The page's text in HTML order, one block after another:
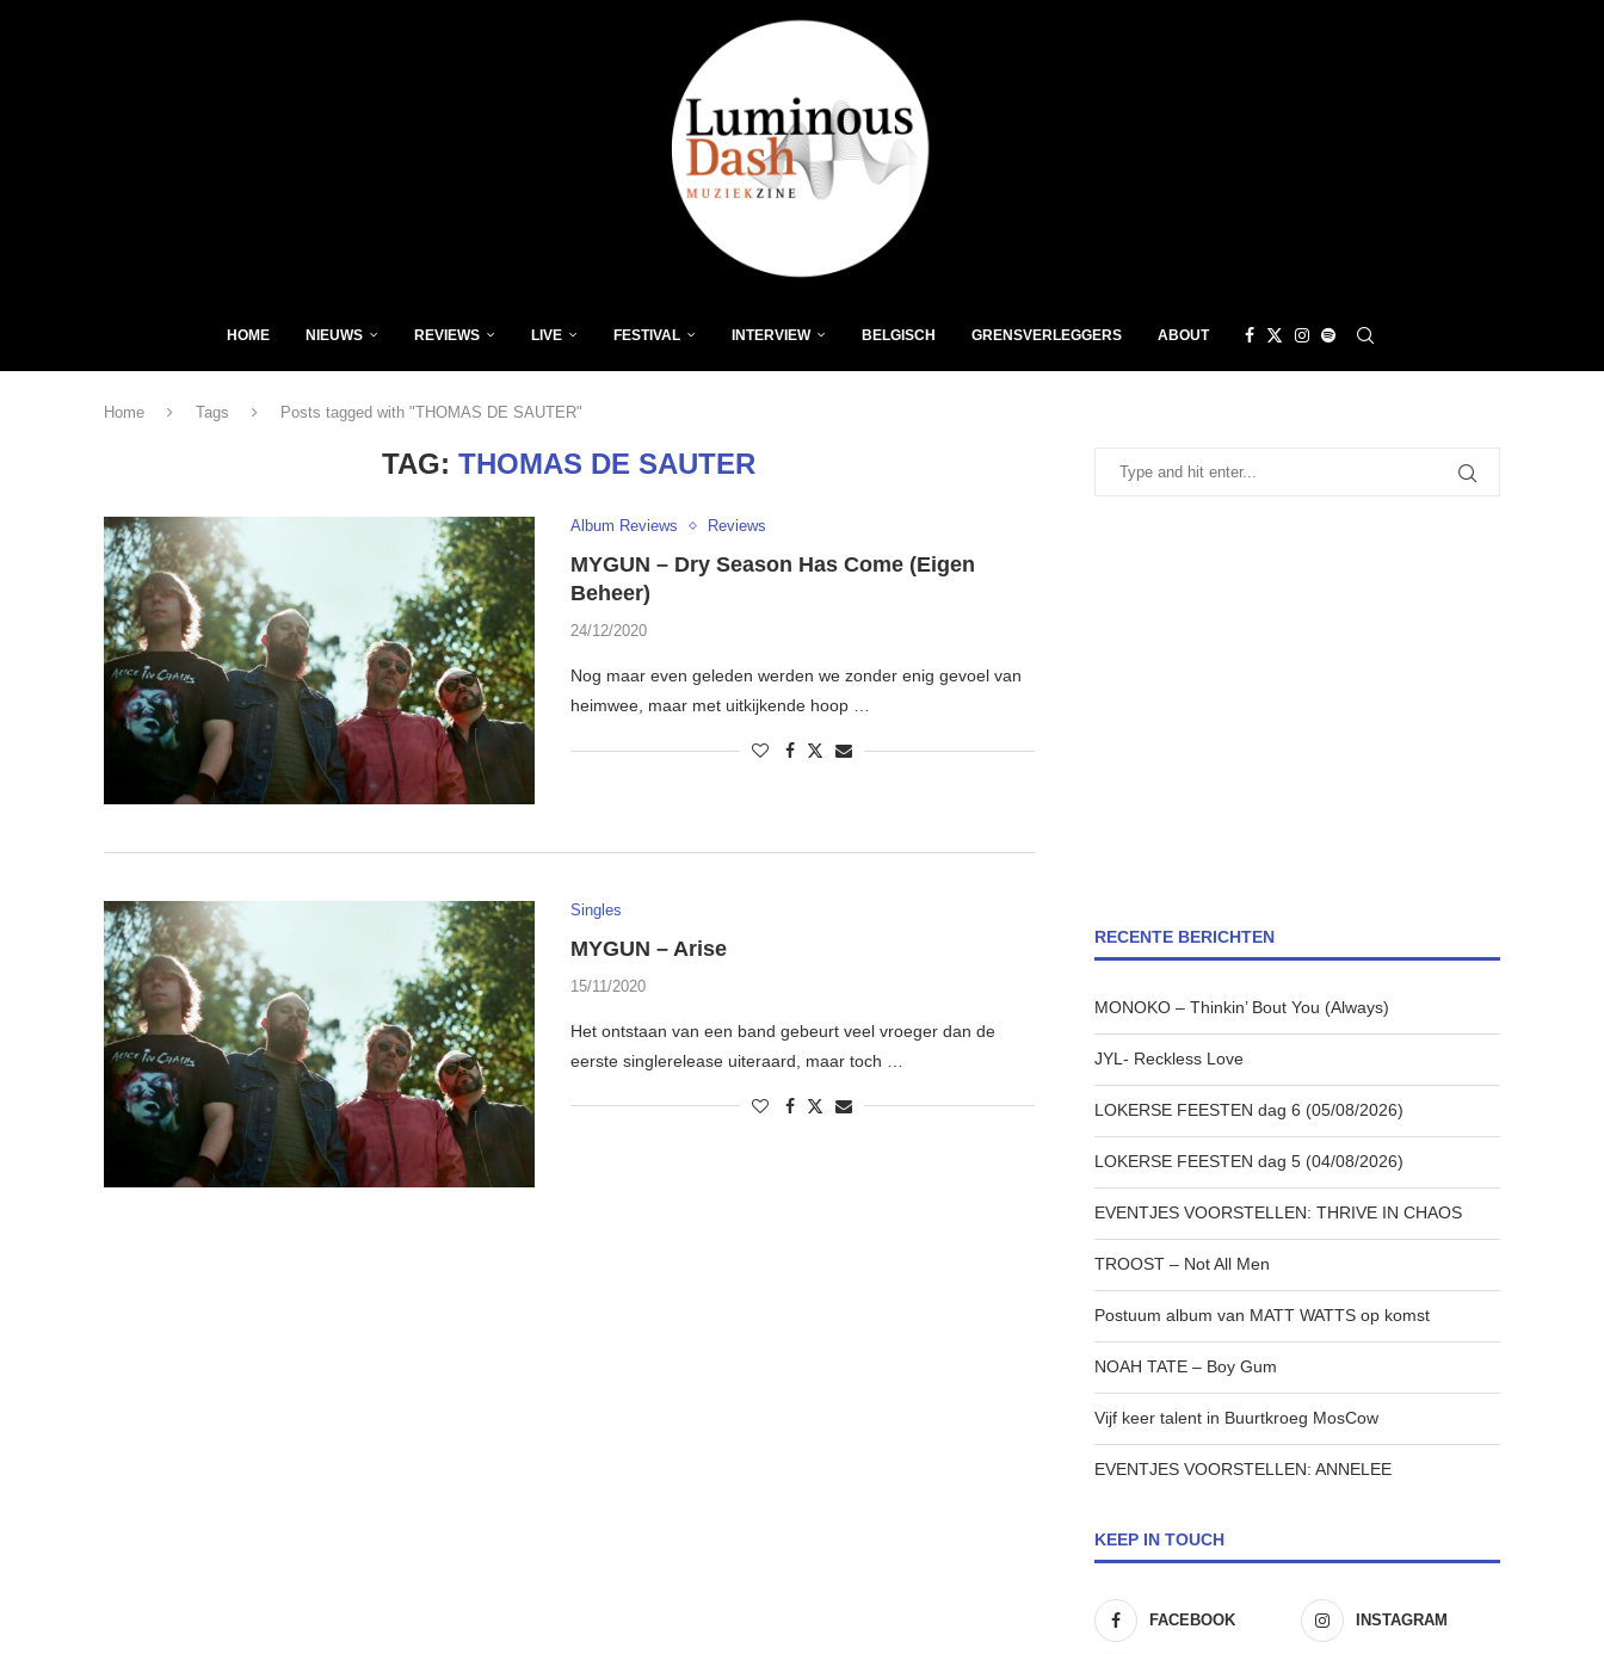
HOME NIEUWS REVIEWS LIVE FESTIVAL INTERVIEW BELGISCH GRENSVERLEGGERS ABOUT
Home Tags Posts tagged with "THOMAS DE SAUTER"
TAG:THOMAS DE SAUTER
Album Reviews Reviews
MYGUN – Dry Season Has Come (Eigen
Beheer)
24/12/2020
Nog maar even geleden werden we zonder enig gevoel van
heimwee, maar met uitkijkende hoop …
Singles
MYGUN – Arise
15/11/2020
Het ontstaan van een band gebeurt veel vroeger dan de
eerste singlerelease uiteraard, maar toch …
RECENTE BERICHTEN
MONOKO – Thinkin’ Bout You (Always)
JYL- Reckless Love
LOKERSE FEESTEN dag 6 (05/08/2026)
LOKERSE FEESTEN dag 5 (04/08/2026)
EVENTJES VOORSTELLEN: THRIVE IN CHAOS
TROOST – Not All Men
Postuum album van MATT WATTS op komst
NOAH TATE – Boy Gum
Vijf keer talent in Buurtkroeg MosCow
EVENTJES VOORSTELLEN: ANNELEE
KEEP IN TOUCH
FACEBOOK INSTAGRAM